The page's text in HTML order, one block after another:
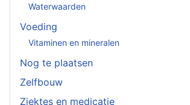
Waterwaarden
Voeding
Vitaminen en mineralen
Nog te plaatsen
Zelfbouw
Ziektes en medicatie